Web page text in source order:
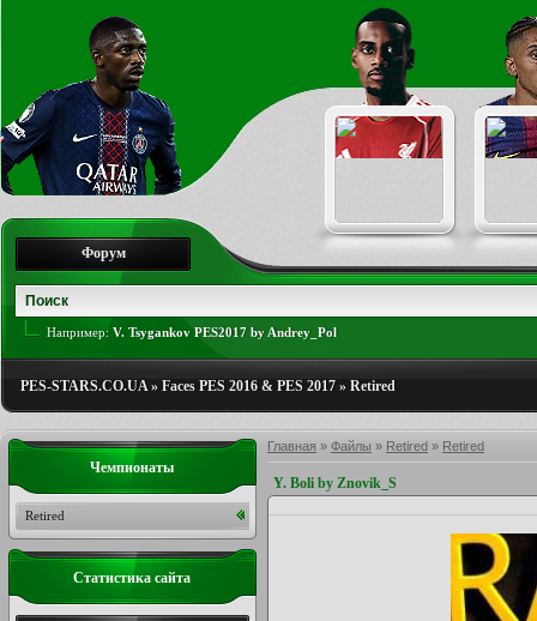
Форум
Например: V. Tsygankov PES2017 by Andrey_Pol
PES-STARS.CO.UA» Faces PES 2016 & PES 2017 » Retired
Главная » Файлы » Retired » Retired
Y. Boli by Znovik_S
Чемпионаты
Retired
Статистика сайта